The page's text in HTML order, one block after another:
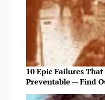
10 Epic Failures
Preventable — Find